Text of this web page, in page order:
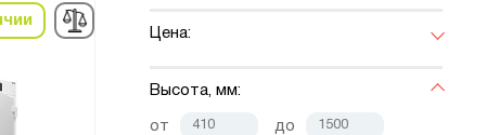
Цена:
Высота, мм:
от до